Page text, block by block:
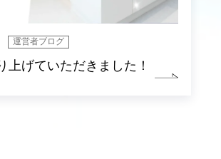
運営者ブログ
上げていただきました！